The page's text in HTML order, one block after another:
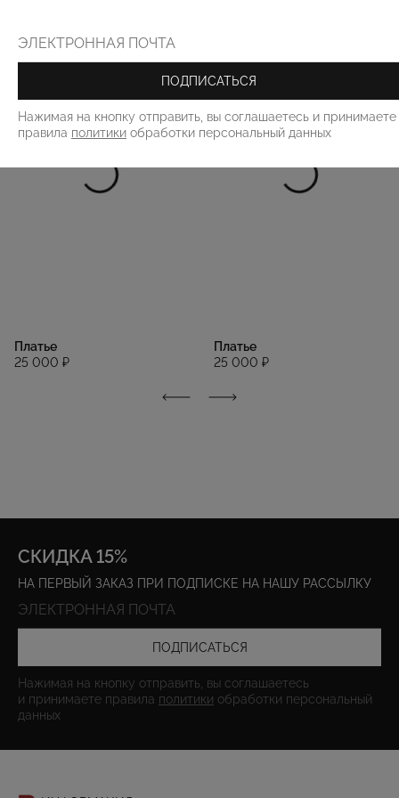
Платье
25 000 ₽
Платье
25 000 ₽
СКИДКА 15%
НА ПЕРВЫЙ ЗАКАЗ ПРИ ПОДПИСКЕ НА НАШУ РАССЫЛКУ
ПОДПИСАТЬСЯ
Нажимая на кнопку отправить, вы соглашаетесь
и принимаете правила политики обработки персональный
данных
ПОДПИСАТЬСЯ
Нажимая на кнопку отправить, вы соглашаетесь и принимаете
правила политики обработки персональный данных